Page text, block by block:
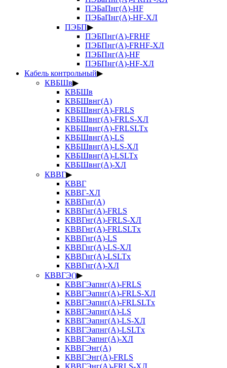
ПЭБаПнг(А)-HF
ПЭБаПнг(А)-HF-ХЛ
ПЭБП▶
ПЭБПнг(А)-FRHF
ПЭБПнг(А)-FRHF-ХЛ
ПЭБПнг(А)-HF
ПЭБПнг(А)-HF-ХЛ
Кабель контрольный▶
КВБШв▶
КВБШв
КВБШвнг(А)
КВБШвнг(А)-FRLS
КВБШвнг(А)-FRLS-ХЛ
КВБШвнг(А)-FRLSLTx
КВБШвнг(А)-LS
КВБШвнг(А)-LS-ХЛ
КВБШвнг(А)-LSLTx
КВБШвнг(А)-ХЛ
КВВГ▶
КВВГ
КВВГ-ХЛ
КВВГнг(А)
КВВГнг(А)-FRLS
КВВГнг(А)-FRLS-ХЛ
КВВГнг(А)-FRLSLTx
КВВГнг(А)-LS
КВВГнг(А)-LS-ХЛ
КВВГнг(А)-LSLTx
КВВГнг(А)-ХЛ
КВВГЭ()▶
КВВГЭапнг(А)-FRLS
КВВГЭапнг(А)-FRLS-ХЛ
КВВГЭапнг(А)-FRLSLTx
КВВГЭапнг(А)-LS
КВВГЭапнг(А)-LS-ХЛ
КВВГЭапнг(А)-LSLTx
КВВГЭапнг(А)-ХЛ
КВВГЭнг(А)
КВВГЭнг(А)-FRLS
КВВГЭнг(А)-FRLS-ХЛ